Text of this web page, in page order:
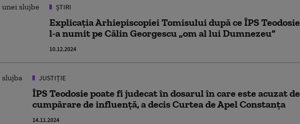
ȘTIRI
Explicația Arhiepiscopiei Tomisului după ce ÎPS Teodosie
l-a numit pe Călin Georgescu „om al lui Dumnezeu”
10.12.2024
JUSTIȚIE
ÎPS Teodosie poate fi judecat în dosarul în care este acuzat de
cumpărare de influenţă, a decis Curtea de Apel Constanța
14.11.2024